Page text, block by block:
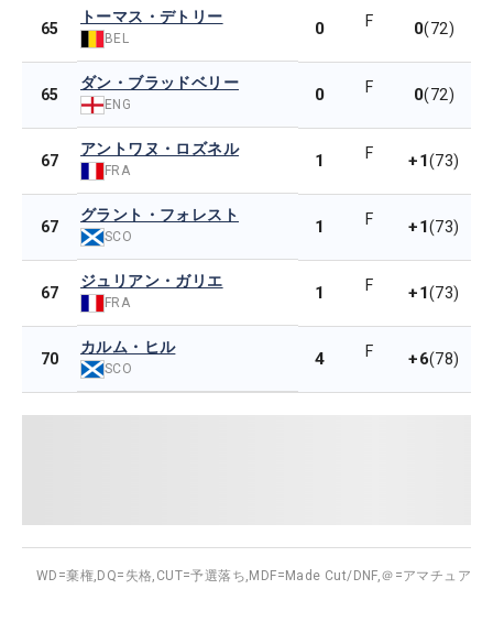
65
トーマス・デトリー
BEL 0 F 0(72)
65
ダン・ブラッドベリー
ENG 0 F 0(72)
67
アントワヌ・ロズネル
FRA 1 F +1(73)
67
グラント・フォレスト
SCO 1 F +1(73)
67
ジュリアン・ガリエ
FRA 1 F +1(73)
70
カルム・ヒル
SCO 4 F +6(78)
WD=棄権, DQ=失格, CUT=予選落ち, MDF=Made Cut/DNF,＠=アマチュア